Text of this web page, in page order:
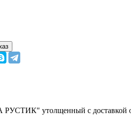
утолщенный с доставкой